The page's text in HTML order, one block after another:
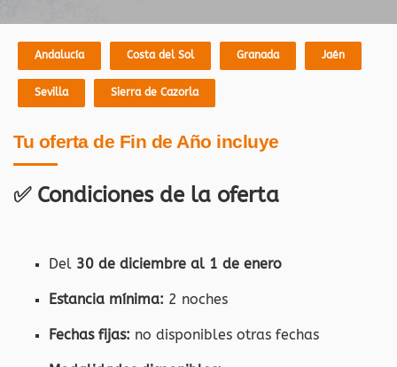
Andalucía Costa del Sol Granada Jaén
Sevilla Sierra de Cazorla
Tu oferta de Fin de Año incluye
✅ Condiciones de la oferta
Del 30 de diciembre al 1 de enero
Estancia mínima: 2 noches
Fechas fijas: no disponibles otras fechas